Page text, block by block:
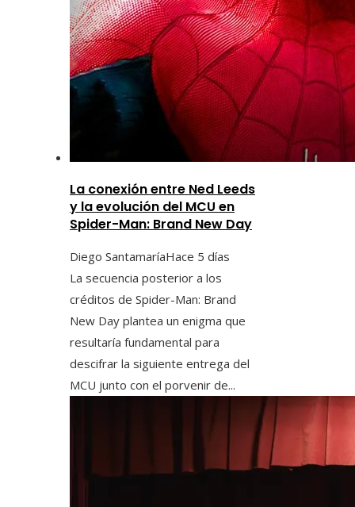
La conexión entre Ned Leeds
y la evolución del MCU en
Spider-Man: Brand New Day
Diego SantamaríaHace 5 días
La secuencia posterior a los
créditos de Spider-Man: Brand
New Day plantea un enigma que
resultaría fundamental para
descifrar la siguiente entrega del
MCU junto con el porvenir de...